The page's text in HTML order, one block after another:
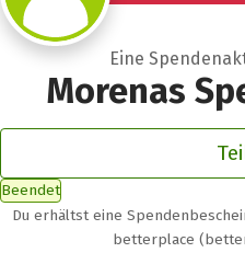
Eine
Morenas
Beendet
Du erhältst eine
betterplace